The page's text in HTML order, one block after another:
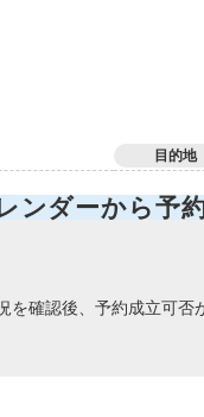
目的地
ンダーから予
確認後、予約成立可否